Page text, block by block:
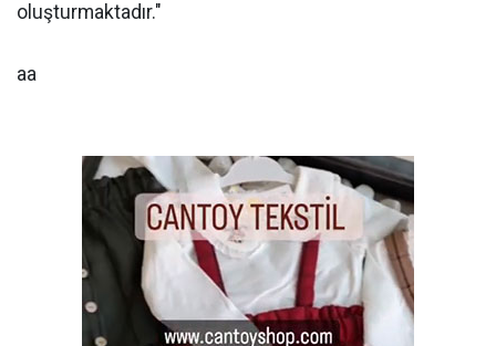
oluşturmaktadır."
aa